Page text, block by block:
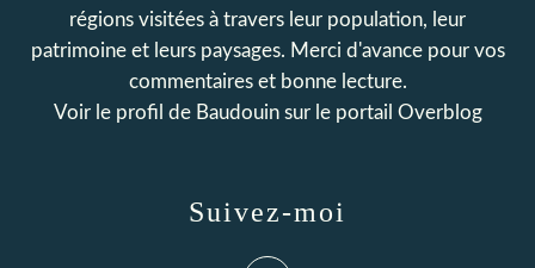
Suivez-moi
régions visitées à travers leur population, leur
patrimoine et leurs paysages. Merci d'avance pour vos
commentaires et bonne lecture.
Voir le profil de Baudouinsur le portail Overblog